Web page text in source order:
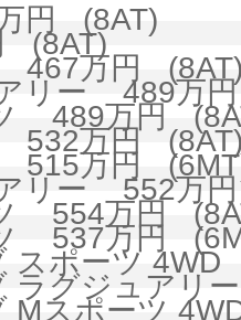
円 (8AT)
(8AT)
467万円
リー 489万
489万円
532万円
515万円
リー 552万
554万円
537万円
スポーツ
ラグジュア
Mスポーツ